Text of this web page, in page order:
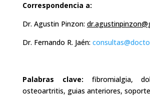
Correspondencia a:
Dr. Agustin Pinzon:
Dr. Fernando R. Jaén:
Palabras clave: fibromialgia,
osteoartritis, guias anteriores,